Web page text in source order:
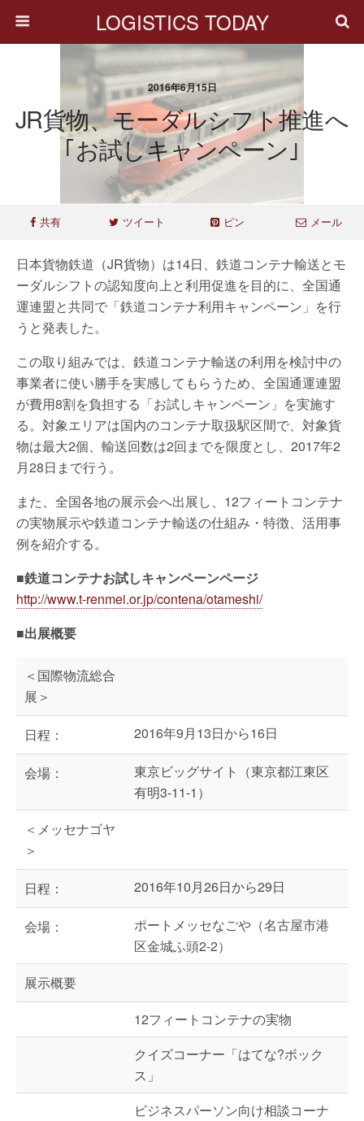
LOGISTICS TODAY
2016年6月15日
JR貨物、モーダルシフト推進へ
｢お試しキャンペーン｣
共有 ツイート ピン メール
日本貨物鉄道（JR貨物）は14日、鉄道コンテナ輸送とモ
ーダルシフトの認知度向上と利用促進を目的に、全国通
運連盟と共同で「鉄道コンテナ利用キャンペーン」を行
うと発表した。
この取り組みでは、鉄道コンテナ輸送の利用を検討中の
事業者に使い勝手を実感してもらうため、全国通運連盟
が費用8割を負担する「お試しキャンペーン」を実施す
る。対象エリアは国内のコンテナ取扱駅区間で、対象貨
物は最大2個、輸送回数は2回までを限度とし、2017年2
月28日まで行う。
また、全国各地の展示会へ出展し、12フィートコンテナ
の実物展示や鉄道コンテナ輸送の仕組み・特徴、活用事
例を紹介する。
■鉄道コンテナお試しキャンペーンページ
http://www.t-renmei.or.jp/contena/otameshi/
■出展概要
＜国際物流総合
展＞
日程： 2016年9月13日から16日
会場：
東京ビッグサイト（東京都江東区
有明3-11-1）
＜メッセナゴヤ
＞
日程： 2016年10月26日から29日
会場：
ポートメッセなごや（名古屋市港
区金城ふ頭2-2）
展示概要
12フィートコンテナの実物
クイズコーナー「はてな?ボック
ス」
ビジネスパーソン向け相談コーナ